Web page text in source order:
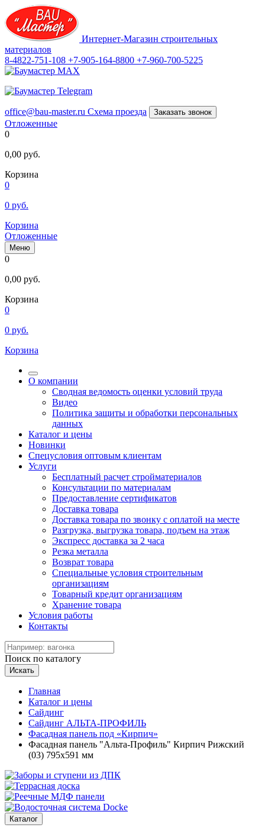
Интернет-Магазин строительных
материалов
8-4822-751-108 +7-905-164-8800 +7-960-700-5225
office@bau-master.ru Схема проезда Заказать звонок
Отложенные
0
0,00 руб.
Корзина
0
0 руб.
Корзина
Отложенные
Меню
0
0,00 руб.
Корзина
0
0 руб.
Корзина
О компании
Сводная ведомость оценки условий труда
Видео
Политика защиты и обработки персональных
данных
Каталог и цены
Новинки
Спецусловия оптовым клиентам
Услуги
Бесплатный расчет стройматериалов
Консультации по материалам
Предоставление сертификатов
Доставка товара
Доставка товара по звонку с оплатой на месте
Разгрузка, выгрузка товара, подъем на этаж
Экспресс доставка за 2 часа
Резка металла
Возврат товара
Специальные условия строительным
организациям
Товарный кредит организациям
Хранение товара
Условия работы
Контакты
Поиск по каталогу
Искать
Главная
Каталог и цены
Сайдинг
Сайдинг АЛЬТА-ПРОФИЛЬ
Фасадная панель под «Кирпич»
Фасадная панель "Альта-Профиль" Кирпич Рижский
(03) 795x591 мм
Каталог